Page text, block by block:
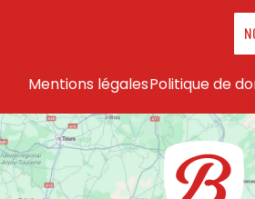
Mentions légalesPolitique de